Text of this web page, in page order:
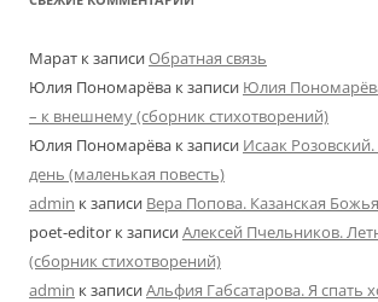
Марат к записиОбратная связь
Юлия Пономарёва к записи Юлия
– к внешнему (сборник стихотворений)
Юлия Пономарёва к записи Исаак
день (маленькая повесть)
admin к записи Вера Попова. Казанская
poet-editor к записиАлексей Пчельников.
(сборник стихотворений)
admin к записиАльфия Габсатарова. Я спать